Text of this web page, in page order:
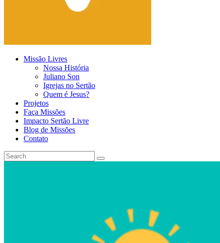
Missão Livres
Nossa História
Juliano Son
Igrejas no Sertão
Quem é Jesus?
Projetos
Faça Missões
Impacto Sertão Livre
Blog de Missões
Contato